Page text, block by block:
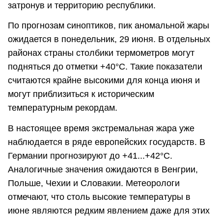
затронув и территорию республики.
По прогнозам синоптиков, пик аномальной жары
ожидается в понедельник, 29 июня. В отдельных
районах страны столбики термометров могут
подняться до отметки +40°C. Такие показатели
считаются крайне высокими для конца июня и
могут приблизиться к историческим
температурным рекордам.
В настоящее время экстремальная жара уже
наблюдается в ряде европейских государств. В
Германии прогнозируют до +41...+42°C.
Аналогичные значения ожидаются в Венгрии,
Польше, Чехии и Словакии. Метеорологи
отмечают, что столь высокие температуры в
июне являются редким явлением даже для этих